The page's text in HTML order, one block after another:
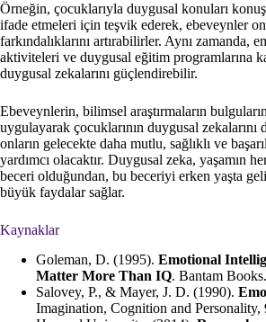
Örneğin, çocuklarıyla duygusal konuları
ifade etmeleri için teşvik ederek, ebeveynler
farkındalıklarını artırabilirler. Aynı zamanda,
aktiviteleri ve duygusal eğitim programlarına
duygusal zekalarını güçlendirebilir.
Ebeveynlerin, bilimsel araştırmaların
uygulayarak çocuklarının duygusal zekalarını
onların gelecekte daha mutlu, sağlıklı ve
yardımcı olacaktır. Duygusal zeka, yaşamın
beceri olduğundan, bu beceriyi erken yaşta
büyük faydalar sağlar.
Kaynaklar
Goleman, D. (1995). Emotional
Matter More Than IQ. Bantam Books.
Salovey, P., & Mayer, J. D. (1990).
Imagination, Cognition and Personality,